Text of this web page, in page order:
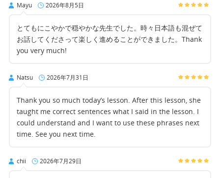
Mayu 2026年8月5日
とてもにこやかで穏やかな先生でした。時々日本語も混ぜて
お話してくださって楽しく進めることができました。Thank
you very much!
Natsu 2026年7月31日
Thank you so much today’s lesson. After this lesson, she
taught me correct sentences what I said in the lesson. I
could understand and I want to use these phrases next
time. See you next time.
chii 2026年7月29日